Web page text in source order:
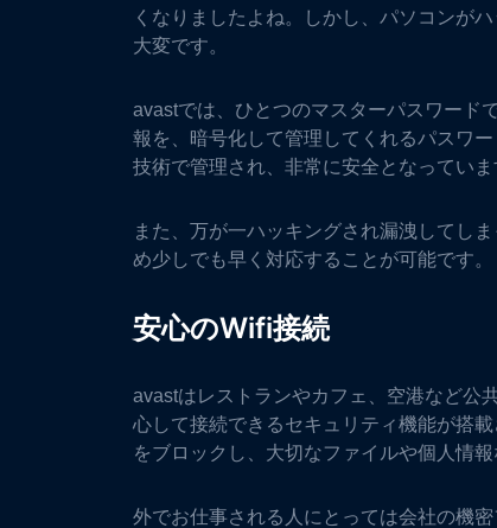
くなりましたよね。しかし、パソコンが
大変です。
avastでは、ひとつのマスターパスワード
報を、暗号化して管理してくれるパスワ
技術で管理され、非常に安全となっていま
また、万が一ハッキングされ漏洩してし
め少しでも早く対応することが可能です。
安心のWifi接続
avastはレストランやカフェ、空港など公
心して接続できるセキュリティ機能が搭
をブロックし、大切なファイルや個人情
外でお仕事される人にとっては会社の機